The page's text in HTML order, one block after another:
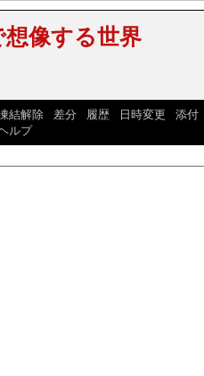
像する世界
結解除| 差分 履歴| 日時変更
添付
ルプ]